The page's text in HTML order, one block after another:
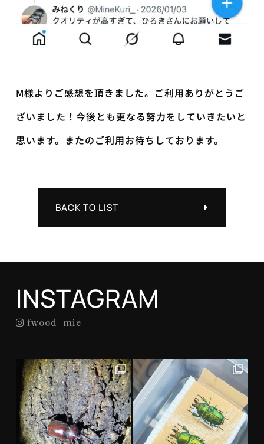
M様よりご感想を頂きました。ご利用ありがとうご
ざいました！今後とも更なる努力をしていきたいと
思います。またのご利用お待ちしております。
BACK TO LIST
INSTAGRAM
fwood_mie